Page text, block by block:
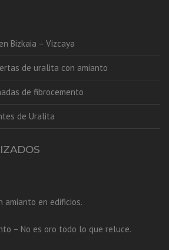
Bizkaia – Vizcaya
de uralita con amianto
de fibrocemento
de Uralita
amianto en edificios.
– No es oro todo lo que reluce.